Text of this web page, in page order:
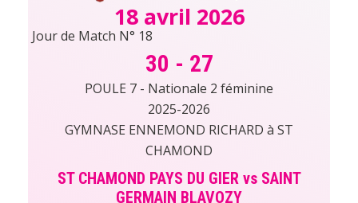
18 avril 2026
Jour de Match N° 18
30 - 27
POULE 7 - Nationale 2 féminine
2025-2026
GYMNASE ENNEMOND RICHARD à ST
CHAMOND
ST CHAMOND PAYS DU GIER vs SAINT
GERMAIN BLAVOZY